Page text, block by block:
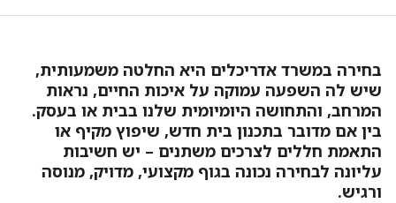
במשרד אדריכלים היא החלטה משמעותית,
לה השפעה עמוקה על איכות החיים, נראות
והתחושה היומיומית שלנו בבית או בעסק.
אם מדובר בתכנון בית חדש, שיפוץ מקיף או
חללים לצרכים משתנים – יש חשיבות
לבחירה נכונה בגוף מקצועי, מדויק, מנוסה